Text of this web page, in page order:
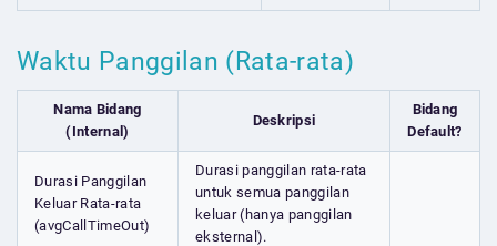
Waktu Panggilan (Rata-rata)
Nama Bidang
(Internal)
Deskripsi
Bidang
Default?
Durasi Panggilan
Keluar Rata-rata
(avgCallTimeOut)
Durasi panggilan rata-rata
untuk semua panggilan
keluar (hanya panggilan
eksternal).